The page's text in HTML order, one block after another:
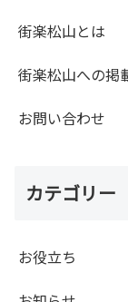
街楽松山とは
街楽松山への掲
お問い合わせ
カテゴリー
お役立ち